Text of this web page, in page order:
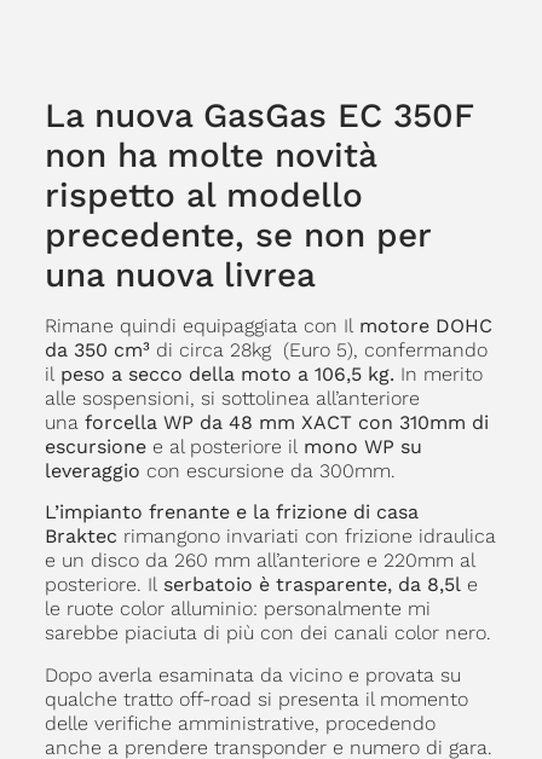
La nuova GasGas EC 350F
non ha molte novità
rispetto al modello
precedente, se non per
una nuova livrea
Rimane quindi equipaggiata con Il motore DOHC
da 350 cm³di circa 28kg (Euro 5), confermando
il peso a secco della moto a 106,5 kg. In merito
alle sospensioni, si sottolinea all’anteriore
una forcella WP da 48 mm XACT con 310mm di
escursionee al posteriore il mono WP su
leveraggio con escursione da 300mm.
L’impianto frenante e la frizione di casa
Braktec rimangono invariati con frizione idraulica
e un disco da 260 mm all’anteriore e 220mm al
posteriore. Il serbatoio è trasparente, da 8,5le
le ruote color alluminio: personalmente mi
sarebbe piaciuta di più con dei canali color nero.
Dopo averla esaminata da vicino e provata su
qualche tratto off-road si presenta il momento
delle verifiche amministrative, procedendo
anche a prendere transponder e numero di gara.